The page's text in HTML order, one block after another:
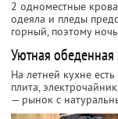
2 одноместные
одеяла и пледы
горный, поэтому
Уютная обеденная
На летней кухне
плита,
— рынок с